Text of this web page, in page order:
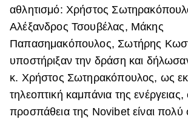
αθλητισμό: Χρήστος
Αλέξανδρος Τσουβέλας, Μάκης
Παπασημακόπουλος, Σωτήρης
υποστήριξαν την δράση και
κ. Χρήστος Σωτηρακόπουλος, ως
τηλεοπτική καμπάνια της
προσπάθεια της Novibet είναι πολύ